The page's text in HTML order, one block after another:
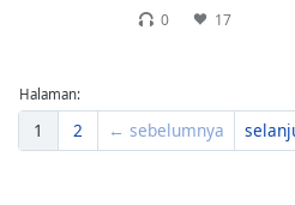
0
17
Halaman:
1 2 ← sebelumnya